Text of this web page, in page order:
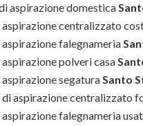
aspirazione domestica
centralizzato
falegnameria
polveri casa
segaturaSanto
aspirazione centralizzato
falegnameria